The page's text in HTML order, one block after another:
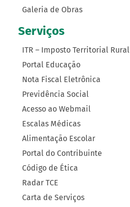
Galeria de Obras
Serviços
ITR – Imposto Territorial Rural
Portal Educação
Nota Fiscal Eletrônica
Previdência Social
Acesso ao Webmail
Escalas Médicas
Alimentação Escolar
Portal do Contribuinte
Código de Ética
Radar TCE
Carta de Serviços